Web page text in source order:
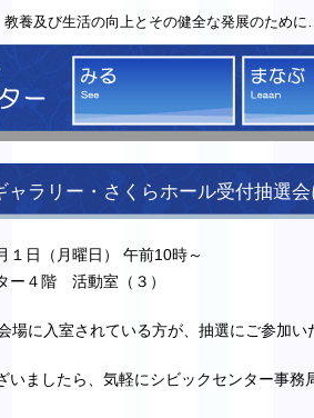
養及び生活の向上とその健全な発展のため
シビックセンター
みる
ャラリー・さくらホール受付抽選
日（月曜日） 午前10時～
センター４階 活動室（３）
場に入室されている方が、抽選にご参加い
いましたら、気軽にシビックセンター事